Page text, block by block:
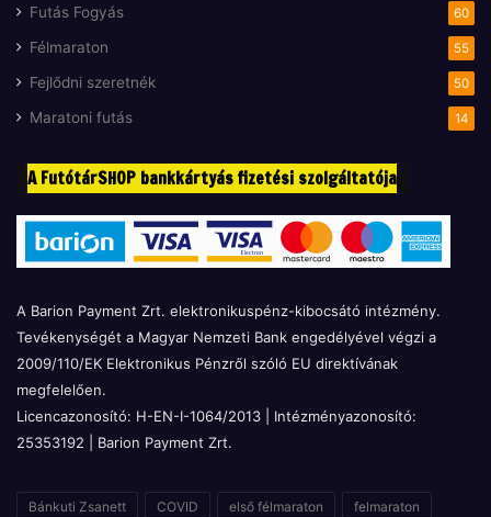
Futás Fogyás 60
Félmaraton 55
Fejlődni szeretnék 50
Maratoni futás 14
A FutótárSHOP bankkártyás fizetési szolgáltatója
A Barion Payment Zrt. elektronikuspénz-kibocsátó intézmény.
Tevékenységét a Magyar Nemzeti Bank engedélyével végzi a
2009/110/EK Elektronikus Pénzről szóló EU direktívának
megfelelően.
Licencazonosító: H-EN-I-1064/2013 | Intézményazonosító:
25353192 | Barion Payment Zrt.
Bánkuti Zsanett COVID első félmaraton felmaraton